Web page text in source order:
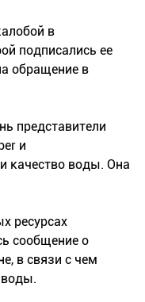
в
подписались ее
обращение в
представители
и
качество воды. Она
ресурсах
сообщение о
в связи с чем